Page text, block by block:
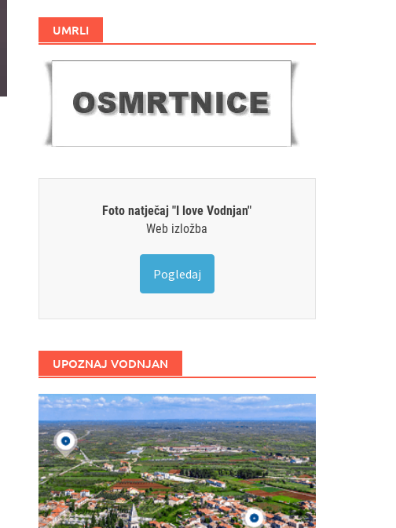
UMRLI
Foto natječaj "I love Vodnjan"
Web izložba
Pogledaj
UPOZNAJ VODNJAN